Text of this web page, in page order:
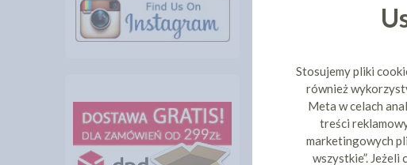
Stosujemy pliki
również
Meta w celach
treści
marketingowych
wszystkie”.